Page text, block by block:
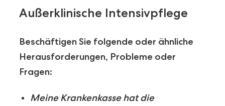
Beschäftigen Sie folgende oder ähnliche
Herausforderungen, Probleme oder
Fragen:
Meine Krankenkasse hat die